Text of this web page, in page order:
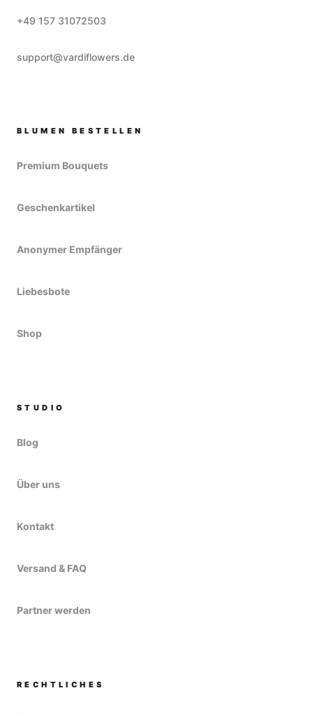
+49 157 31072503
support@vardiflowers.de
BLUMEN BESTELLEN
Premium Bouquets
Geschenkartikel
Anonymer Empfänger
Liebesbote
Shop
STUDIO
Blog
Über uns
Kontakt
Versand & FAQ
Partner werden
RECHTLICHES